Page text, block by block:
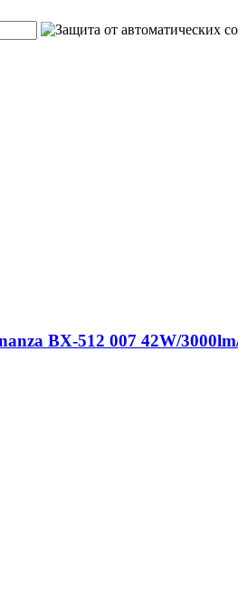
BX-512 007 42W/